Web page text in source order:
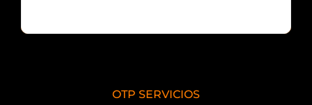
OTP SERVICIOS